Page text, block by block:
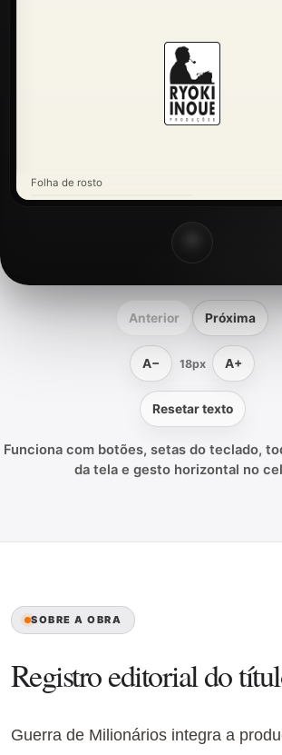
Folha de rosto
Anterior Próxima
A− 18px A+
Resetar texto
Funciona com botões, setas do teclado,
da tela e gesto horizontal no
SOBRE A OBRA
Registro editorial do
Guerra de Milionários integra a